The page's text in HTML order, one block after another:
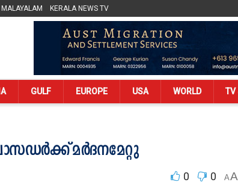
MALAYALAM KERALA NEWS TV
GULF EUROPE USA WORLD TV
മര്‍ദനമേറ്റു
0 0 AA